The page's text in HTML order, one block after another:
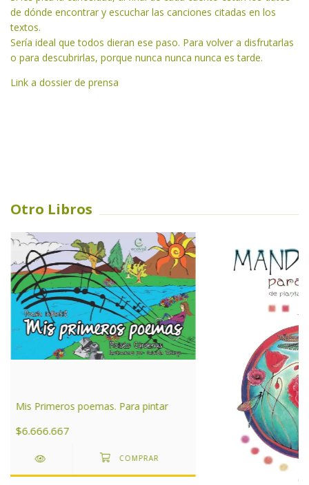
de dónde encontrar y escuchar las canciones citadas en los
textos.
Sería ideal que todos dieran ese paso. Para volver a disfrutarlas
o para descubrirlas, porque nunca nunca nunca es tarde.
Link a dossier de prensa
Otro Libros
Mis Primeros poemas. Para pintar
$6.666.667